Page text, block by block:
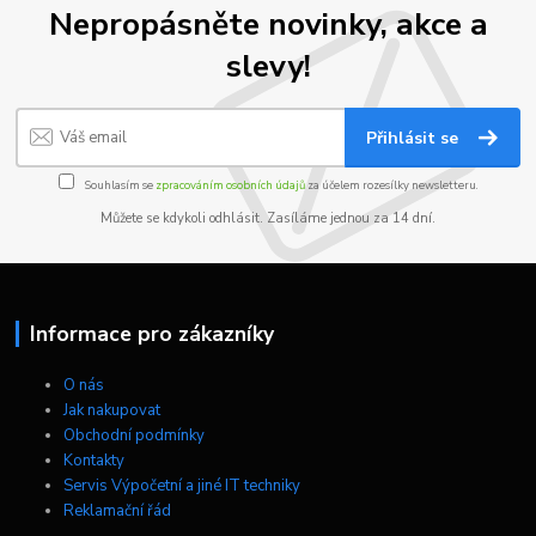
Nepropásněte novinky, akce a
slevy!
Přihlásit se
Souhlasím se zpracováním osobních údajůza účelem rozesílky newsletteru.
Můžete se kdykoli odhlásit. Zasíláme jednou za 14 dní.
Informace pro zákazníky
O nás
Jak nakupovat
Obchodní podmínky
Kontakty
Servis Výpočetní a jiné IT techniky
Reklamační řád